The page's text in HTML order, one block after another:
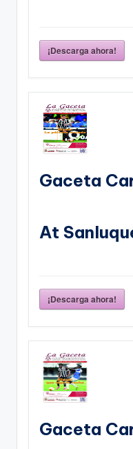
¡Descarga ahora!
Gaceta
At
¡Descarga ahora!
Gaceta